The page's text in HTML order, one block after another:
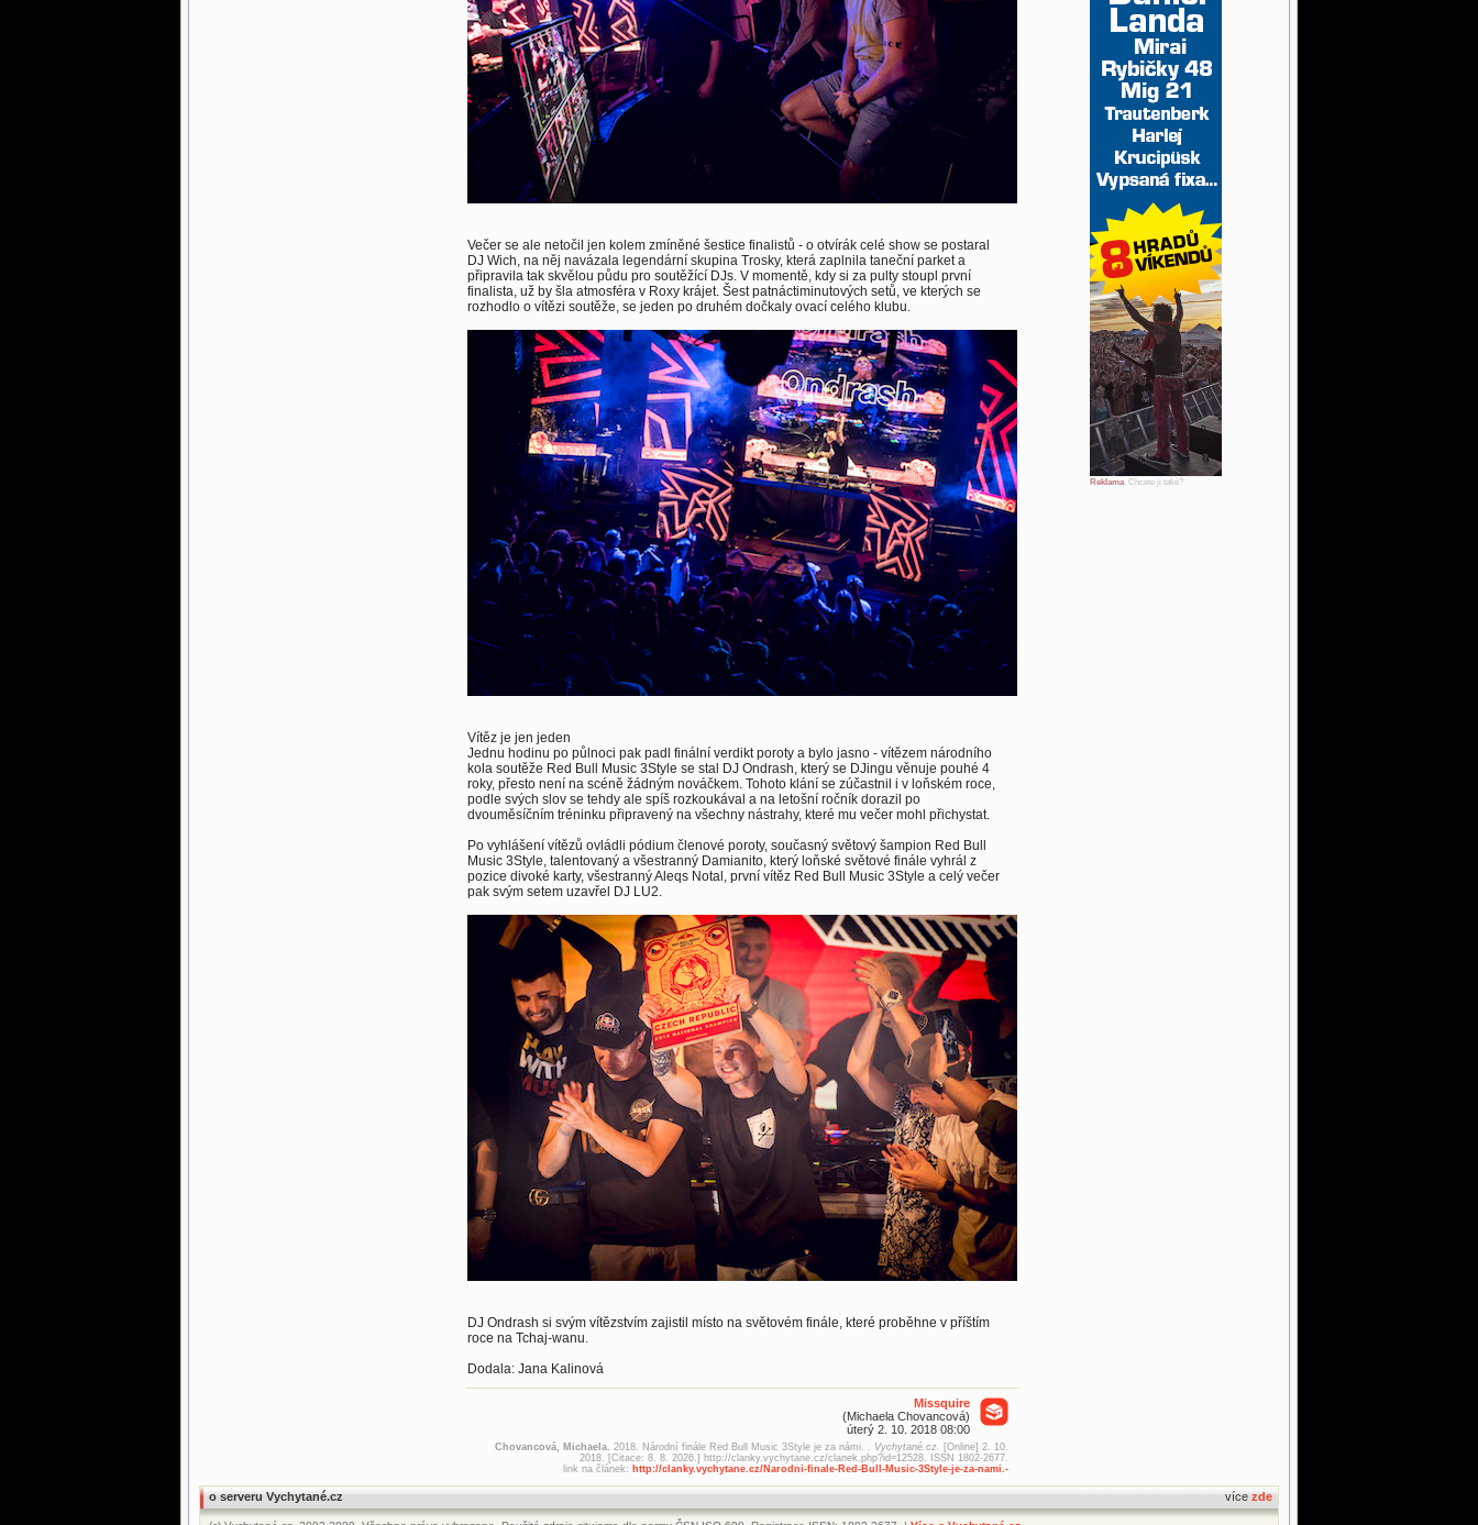
Večer se ale netočil jen kolem zmíněné šestice finalistů - o otvírák celé show se postaral
DJ Wich, na něj navázala legendární skupina Trosky, která zaplnila taneční parket a
připravila tak skvělou půdu pro soutěžící DJs. V momentě, kdy si za pulty stoupl první
finalista, už by šla atmosféra v Roxy krájet. Šest patnáctiminutových setů, ve kterých se
rozhodlo o vítězi soutěže, se jeden po druhém dočkaly ovací celého klubu.
Vítěz je jen jeden
Jednu hodinu po půlnoci pak padl finální verdikt poroty a bylo jasno - vítězem národního
kola soutěže Red Bull Music 3Style se stal DJ Ondrash, který se DJingu věnuje pouhé 4
roky, přesto není na scéně žádným nováčkem. Tohoto klání se zúčastnil i v loňském roce,
podle svých slov se tehdy ale spíš rozkoukával a na letošní ročník dorazil po
dvouměsíčním tréninku připravený na všechny nástrahy, které mu večer mohl přichystat.
Po vyhlášení vítězů ovládli pódium členové poroty, současný světový šampion Red Bull
Music 3Style, talentovaný a všestranný Damianito, který loňské světové finále vyhrál z
pozice divoké karty, všestranný Aleqs Notal, první vítěz Red Bull Music 3Style a celý večer
pak svým setem uzavřel DJ LU2.
DJ Ondrash si svým vítězstvím zajistil místo na světovém finále, které proběhne v příštím
roce na Tchaj-wanu.
Dodala: Jana Kalinová
Missquire
(Michaela Chovancová)
úterý 2. 10. 2018 08:00
Chovancová, Michaela. 2018. Národní finále Red Bull Music 3Style je za námi. . Vychytané.cz. [Online] 2. 10.
2018. [Citace: 8. 8. 2026.] http://clanky.vychytane.cz/clanek.php?id=12528. ISSN 1802-2677.
link na článek: http://clanky.vychytane.cz/Narodni-finale-Red-Bull-Music-3Style-je-za-nami.-
Reklama. Chcete ji také?
o serveru Vychytané.cz více zde